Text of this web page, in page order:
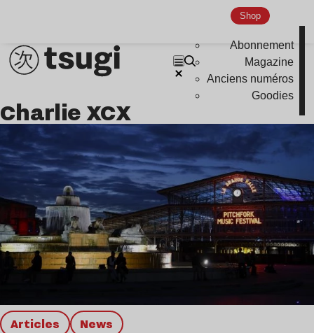
Shop
Abonnement
Magazine
Anciens numéros
Goodies
Charlie XCX
Articles news